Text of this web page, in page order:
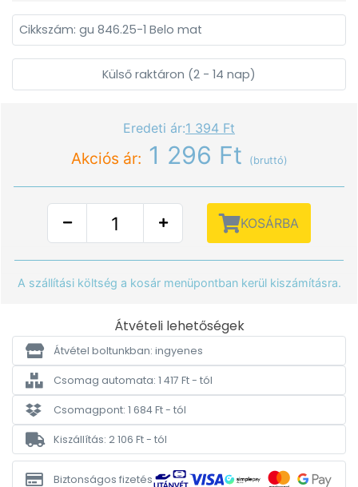
Cikkszám: gu 846.25-1 Belo mat
Külső raktáron (2 - 14 nap)
Eredeti ár:1 394 Ft
Akciós ár: 1 296 Ft (bruttó)
KOSÁRBA
A szállítási költség a kosár menüpontban kerül kiszámításra.
Átvételi lehetőségek
Átvétel boltunkban: ingyenes
Csomag automata: 1 417 Ft - tól
Csomagpont: 1 684 Ft - tól
Kiszállítás: 2 106 Ft - tól
Biztonságos fizetés